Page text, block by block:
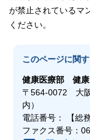
が禁止されているマ
ください。
このページに関
健康医療部健
〒564-0072 大
内）
電話番号： 【総
ファクス番号：